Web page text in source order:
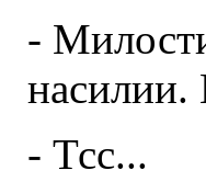
-
насилии.
- Тсс...